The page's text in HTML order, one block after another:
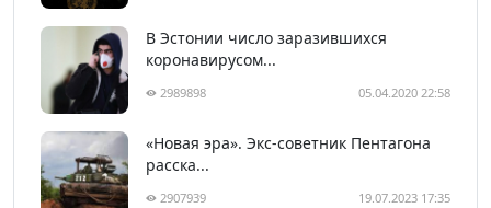
В Эстонии число заразившихся
коронавирусом...
2989898 05.04.2020 22:58
«Новая эра». Экс-советник Пентагона
расска...
2907939 19.07.2023 17:35